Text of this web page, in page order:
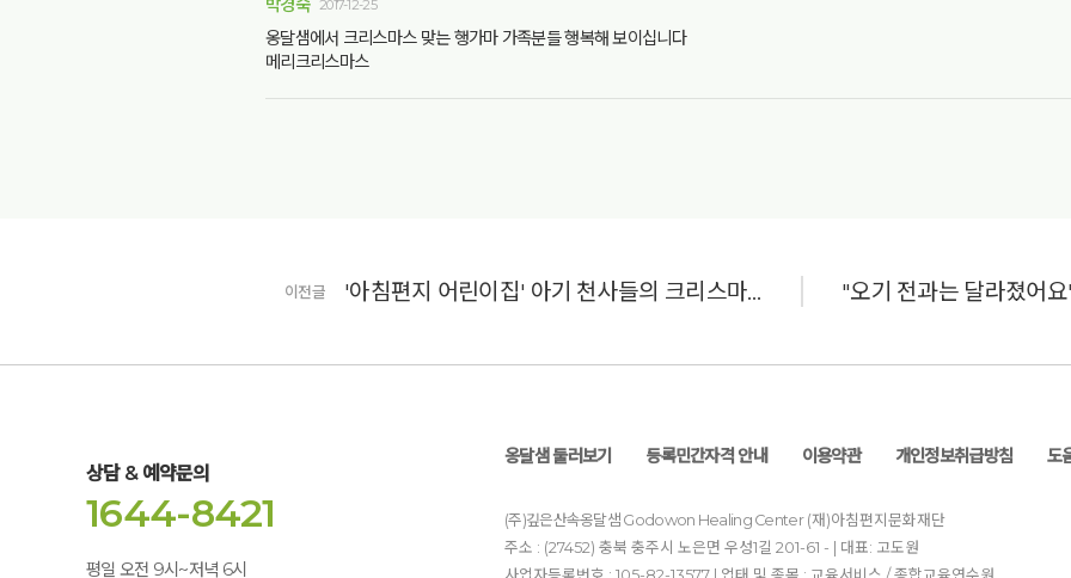
박경숙 2017-12-25
옹달샘에서 크리스마스 맞는 행가마 가족분들 행복해 보이십니다
메리크리스마스
이전글 '아침편지 어린이집' 아기 천사들의 크리스마스 축하 인사
상담 & 예약문의
1644-8421
평일 오전 9시~저녁 6시
옹달샘 둘러보기 등록민간자격 안내 이용약관 개인정보취급방침 도
(주)깊은산속옹달샘 Godowon Healing Center(재)아침편지문화재단
주소 : (27452) 충북 충주시 노은면 우성1길 201-61 - | 대표: 고도원